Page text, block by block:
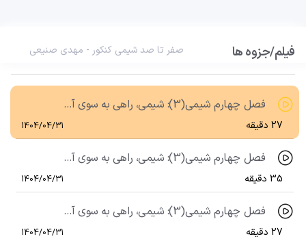
فیلم/جزوه ها صفر تا صد شیمی کنکور - مهدی صنیعی
فصل چهارم شیمی(3): شیمی، راهی به سوی آینده روشن تر (قسمت هشتم)،عوامل مؤثر بر تعادل(قسمت1):بررسی اثر
27 دقیقه 1404/04/31
فصل چهارم شیمی(3): شیمی، راهی به سوی آینده روشن تر (قسمت نهم)،عوامل مؤثر بر تعادل (قسمت2):سؤال غلظت
27 دقیقه 1404/04/31
فصل چهارم شیمی(3): شیمی، راهی به سوی آیندۀ روشن تر (قسمت دهم)، عوامل مؤثر بر تعادل (قسمت سوم)
35 دقیقه 1404/04/31
فصل چهارم شیمی(3): شیمی، راهی به سوی آیندۀ روشن تر (قسمت یازدهم)، عوامل مؤثر بر تعادل (قسمت چهارم)
27 دقیقه 1404/04/31